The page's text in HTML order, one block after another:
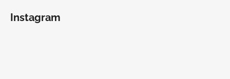
Instagram